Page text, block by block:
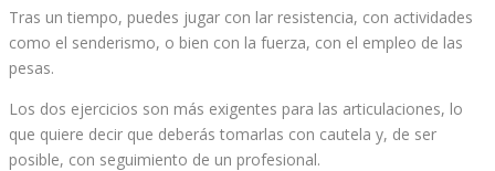
Tras un tiempo, puedes jugar con lar resistencia, con actividades
como el senderismo, o bien con la fuerza, con el empleo de las
pesas.
Los dos ejercicios son más exigentes para las articulaciones, lo
que quiere decir que deberás tomarlas con cautela y, de ser
posible, con seguimiento de un profesional.